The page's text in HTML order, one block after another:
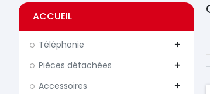
ACCUEIL
Téléphonie add
Pièces détachées add
Accessoires add